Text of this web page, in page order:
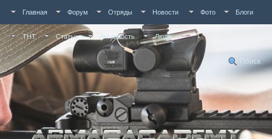
Главная Форум Отряды Новости Фото Блоги
ТНТ Статьи Активность Люди
Поиск